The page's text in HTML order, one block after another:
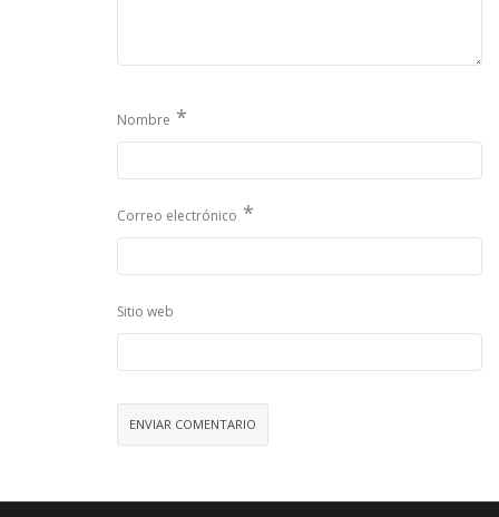
Nombre *
Correo electrónico *
Sitio web